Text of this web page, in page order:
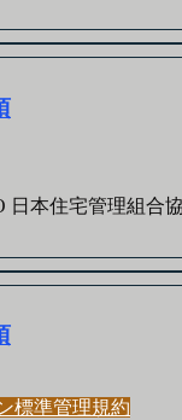
本住宅管理組合
標準管理規約